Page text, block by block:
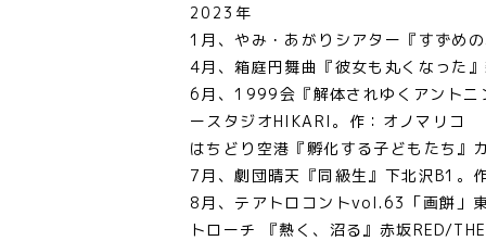
2023年
1月、やみ・あがりシアター『すずめ
4月、箱庭円舞曲『彼女も丸くなった
6月、1999会『解体されゆくアント
ースタジオHIKARI。作：オノマリコ
はちどり空港『孵化する子どもたち
7月、劇団晴天『同級生』下北沢B1。
8月、テアトロコントvol.63「画餅」
トローチ 『熱く、沼る』赤坂RED/